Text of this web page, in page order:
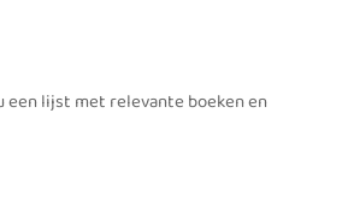
een lijst met relevante boeken en